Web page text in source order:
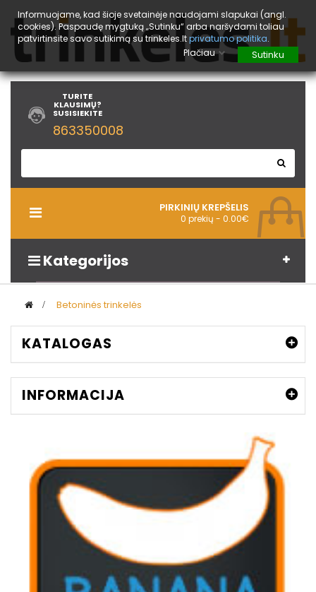
TURITE
KLAUSIMŲ?
SUSISIEKITE
863350008
PIRKINIŲ KREPŠELIS
0 prekių - 0.00€
Kategorijos
Toggle
> Betoninės trinkelės
KATALOGAS
INFORMACIJA
Informuojame, kad šioje svetainėje naudojami slapukai (angl.
cookies). Paspaudę mygtuką „Sutinku“ arba naršydami toliau
patvirtinsite savo sutikimą su trinkeles.ltprivatumo politika.
Plačiau
Sutinku